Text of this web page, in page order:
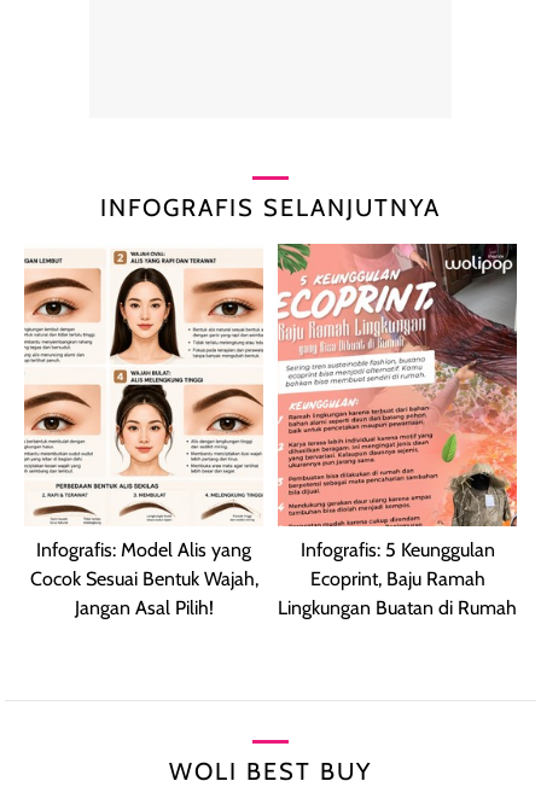
INFOGRAFIS SELANJUTNYA
Infografis: Model Alis yang
Cocok Sesuai Bentuk Wajah,
Jangan Asal Pilih!
Infografis: 5 Keunggulan
Ecoprint, Baju Ramah
Lingkungan Buatan di Rumah
WOLI BEST BUY